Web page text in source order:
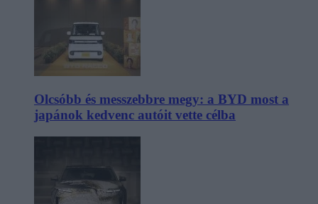
Olcsóbb és messzebbre megy: a BYD most a
japánok kedvenc autóit vette célba